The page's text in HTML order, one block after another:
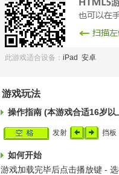
此游戏适合设备： iPad 安卓
游戏玩法
操作指南 (本游戏合适16岁以
发射 挡板
如何开始
游戏加载完毕后点击播放键 - 选